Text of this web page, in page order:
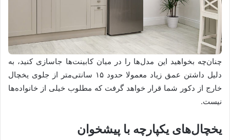
چنان‌چه بخواهید این مدل‌ها را در میان کابینت‌ها جاسازی کنید، به
دلیل داشتن عمق زیاد معمولا حدود ۱۵ سانتی‌متر از جلوی یخچال
خارج از دکور شما قرار خواهد گرفت که مطلوب خیلی از خانواده‌ها
نیست.
یخچال‌های یکپارچه با پیشخوان